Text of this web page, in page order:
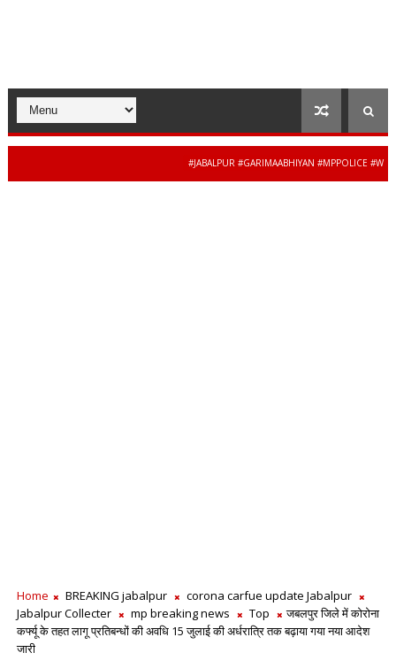
#JABALPUR #GARIMAABHIYAN #MPPOLICE
Home BREAKING jabalpur
corona carfue update Jabalpur
Jabalpur Collecter
mp breaking news Top
जबलपुर जिले में कोरोना
कर्फ्यू के तहत लागू प्रतिबन्धों की अवधि 15 जुलाई की अर्धरात्रि तक बढ़ाया गया नया आदेश
जारी